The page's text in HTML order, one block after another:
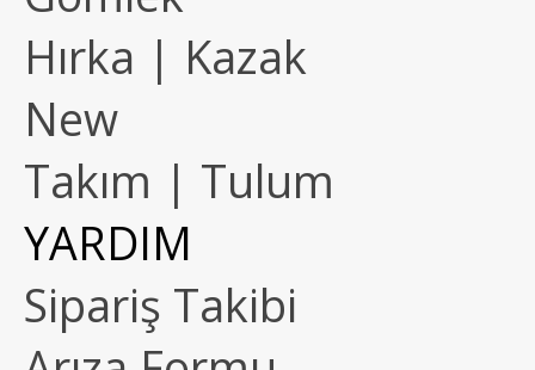
Hırka | Kazak
New
Takım | Tulum
YARDIM
Sipariş Takibi